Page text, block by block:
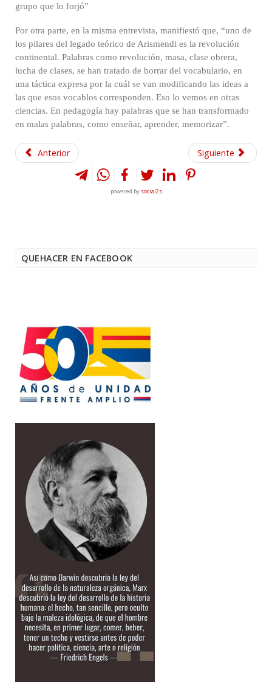
grupo que lo forjó”
Por otra parte, en la misma entrevista, manifiestó que, “uno de
los pilares del legado teórico de Arismendi es la revolución
continental. Palabras como revolución, masa, clase obrera,
lucha de clases, se han tratado de borrar del vocabulario, en
una táctica expresa por la cuál se van modificando las ideas a
las que esos vocablos corresponden. Eso lo vemos en otras
ciencias. En pedagogía hay palabras que se han transformado
en malas palabras, como enseñar, aprender, memorizar”.
Anterior Siguiente
powered by social2s
QUEHACER EN FACEBOOK